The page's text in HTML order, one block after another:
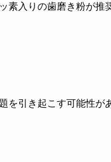
素入りの歯磨き粉が推
を引き起こす可能性が